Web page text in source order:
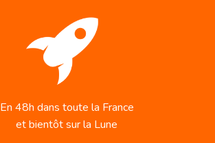
En 48h dans toute la France
et bientôt sur la Lune